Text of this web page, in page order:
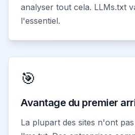
analyser tout cela. LLMs.txt
l'essentiel.
🎯
Avantage du premier
La plupart des sites n'ont